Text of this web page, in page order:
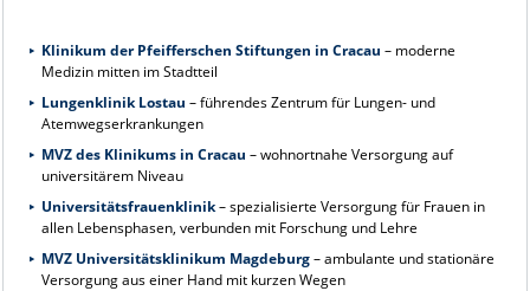
Klinikum der Pfeifferschen Stiftungen in Cracau – moderne
Medizin mitten im Stadtteil
Lungenklinik Lostau – führendes Zentrum für Lungen- und
Atemwegserkrankungen
MVZ des Klinikums in Cracau – wohnortnahe Versorgung auf
universitärem Niveau
Universitätsfrauenklinik– spezialisierte Versorgung für Frauen in
allen Lebensphasen, verbunden mit Forschung und Lehre
MVZ Universitätsklinikum Magdeburg– ambulante und stationäre
Versorgung aus einer Hand mit kurzen Wegen